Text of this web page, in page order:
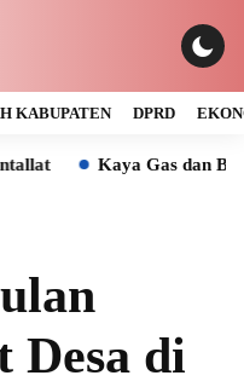
KABUPATEN DPRD
Kaya Gas dan Batu Bara
Desa di